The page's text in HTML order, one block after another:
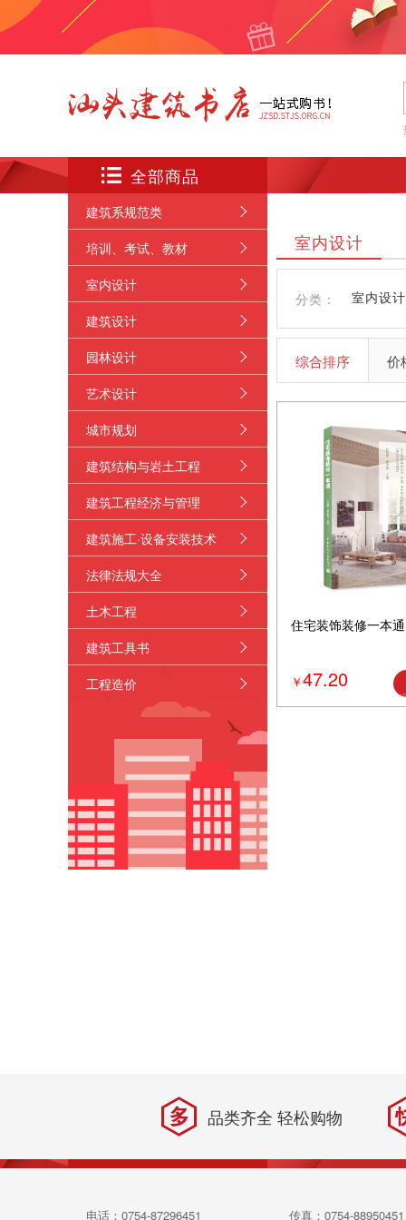
全部商品
建筑系规范类
更
多
培训、考试、教材
更
多
室内设计
更
多
建筑设计
更
多
园林设计
更
多
艺术设计
更
多
城市规划
更
多
建筑结构与岩土工程
更
多
建筑工程经济与管理
更
多
建筑施工·设备安装技术
更
多
法律法规大全
更
多
土木工程
更
多
建筑工具书
更
工程造价
多
室内设计
分类： 室内设
综合排序 价
住宅装饰装修一本通
￥47.20
品类齐全 轻松购物
电话：0754-87296451 传真：0754-88950451